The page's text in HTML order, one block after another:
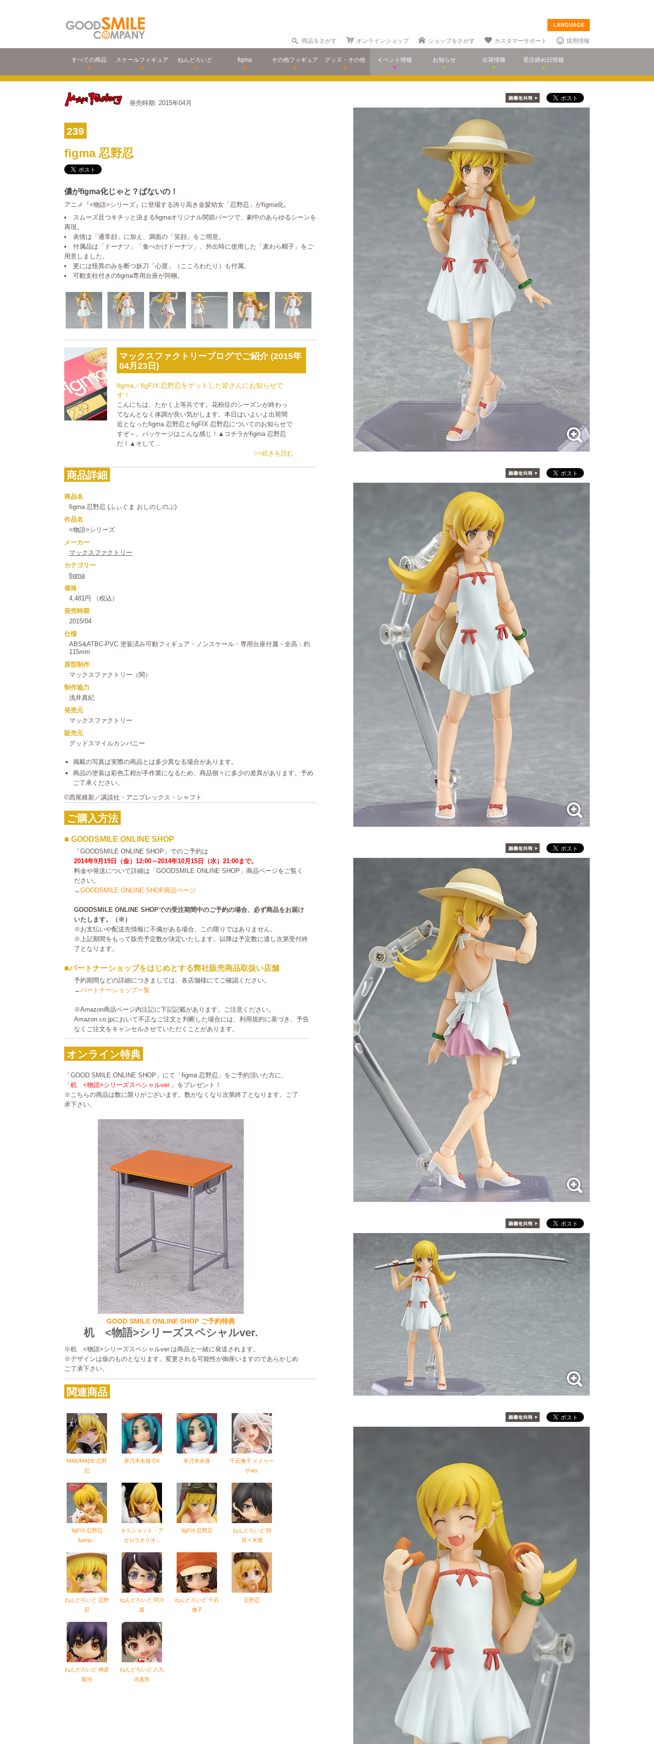
LANGUAGE
商品をさがす オンラインショップ ショップをさがす カスタマーサポート 採用情報
すべての商品 スケールフィギュア ねんどろいど figma その他フィギュア グッズ・その他 イベント情報 お知らせ 出荷情報 受注締め日情報
発売時期: 2015年04月
239
figma 忍野忍
儂がfigma化じゃと？ぱないの！
アニメ『<物語>シリーズ』に登場する誇り高き金髪幼女「忍野忍」がfigma化。
スムーズ且つキチッと決まるfigmaオリジナル関節パーツで、劇中のあらゆるシーンを
再現。
表情は「通常顔」に加え、満面の「笑顔」をご用意。
付属品は「ドーナツ」「食べかけドーナツ」、外出時に使用した「麦わら帽子」をご
用意しました。
更には怪異のみを断つ妖刀「心渡」（こころわたり）も付属。
可動支柱付きのfigma専用台座が同梱。
マックスファクトリーブログでご紹介 (2015年
04月23日)
figma／figFIX 忍野忍をゲットした皆さんにお知らせで
す！
こんにちは、たかく上等兵です。花粉症のシーズンが終わっ
てなんとなく体調が良い気がします。本日はいよいよ出荷間
近となったfigma 忍野忍とfigFIX 忍野忍についてのお知らせで
すぞ～。パッケージはこんな感じ！▲コチラがfigma 忍野忍
だ！▲そして...
>>続きを読む
商品詳細
商品名
figma 忍野忍 (ふぃぐま おしのしのぶ)
作品名
<物語>シリーズ
メーカー
マックスファクトリー
カテゴリー
figma
価格
4,481円 （税込）
発売時期
2015/04
仕様
ABS&ATBC-PVC 塗装済み可動フィギュア・ノンスケール・専用台座付属・全高：約
115mm
原型制作
マックスファクトリー（関）
制作協力
浅井真紀
発売元
マックスファクトリー
販売元
グッドスマイルカンパニー
掲載の写真は実際の商品とは多少異なる場合があります。
商品の塗装は彩色工程が手作業になるため、商品個々に多少の差異があります。予め
ご了承ください。
©西尾維新／講談社・アニプレックス・シャフト
ご購入方法
■ GOODSMILE ONLINE SHOP
「GOODSMILE ONLINE SHOP」でのご予約は
2014年9月19日（金）12:00～2014年10月15日（水）21:00まで。
料金や発送について詳細は「GOODSMILE ONLINE SHOP」商品ページをご覧く
ださい。
→GOODSMILE ONLINE SHOP商品ページ
GOODSMILE ONLINE SHOPでの受注期間中のご予約の場合、必ず商品をお届け
いたします。（※）
※お支払いや配送先情報に不備がある場合、この限りではありません。
※上記期間をもって販売予定数が決定いたします。以降は予定数に達し次第受付終
了となります。
■パートナーショップをはじめとする弊社販売商品取扱い店舗
予約期間などの詳細につきましては、各店舗様にてご確認ください。
→パートナーショップ一覧
※Amazon商品ページ内注記に下記記載があります。ご注意ください。
Amazon.co.jpにおいて不正なご注文と判断した場合には、利用規約に基づき、予告
なくご注文をキャンセルさせていただくことがあります。
オンライン特典
「GOOD SMILE ONLINE SHOP」にて「figma 忍野忍」をご予約頂いた方に、
「机 <物語>シリーズスペシャルver. 」をプレゼント！
※こちらの商品は数に限りがございます。数がなくなり次第終了となります。ご了
承下さい。
GOOD SMILE ONLINE SHOP ご予約特典
机 <物語>シリーズスペシャルver.
※机 <物語>シリーズスペシャルver.は商品と一緒に発送されます。
※デザインは仮のものとなります。変更される可能性が御座いますのであらかじめ
ご了承下さい。
関連商品
MAIDMADE 忍野
忍
斧乃木余接 DX 斧乃木余接
千石撫子 メドゥー
サVer.
figFIX 忍野忍
&amp...
キスショット・ア
セロラオリオ...
figFIX 忍野忍
ねんどろいど 阿
良々木暦
ねんどろいど 忍野
忍
ねんどろいど 羽川
翼
ねんどろいど 千石
撫子
忍野忍
ねんどろいど 神原
駿河
ねんどろいど 八九
寺真宵